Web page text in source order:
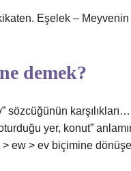
Eşelek –
demek?
sözcüğünün
yer, konut”
ew > ev biçimine